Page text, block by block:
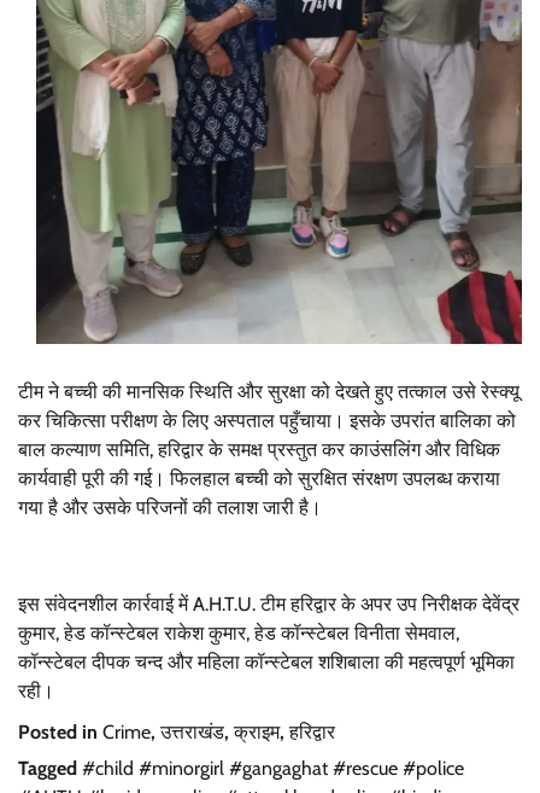
टीम ने बच्ची की मानसिक स्थिति और सुरक्षा को देखते हुए तत्काल उसे रेस्क्यू
कर चिकित्सा परीक्षण के लिए अस्पताल पहुँचाया। इसके उपरांत बालिका को
बाल कल्याण समिति, हरिद्वार के समक्ष प्रस्तुत कर काउंसलिंग और विधिक
कार्यवाही पूरी की गई। फिलहाल बच्ची को सुरक्षित संरक्षण उपलब्ध कराया
गया है और उसके परिजनों की तलाश जारी है।
इस संवेदनशील कार्रवाई में A.H.T.U. टीम हरिद्वार के अपर उप निरीक्षक देवेंद्र
कुमार, हेड कॉन्स्टेबल राकेश कुमार, हेड कॉन्स्टेबल विनीता सेमवाल,
कॉन्स्टेबल दीपक चन्द और महिला कॉन्स्टेबल शशिबाला की महत्वपूर्ण भूमिका
रही।
Posted in Crime,उत्तराखंड,क्राइम,हरिद्वार
Tagged #child #minorgirl #gangaghat #rescue #police